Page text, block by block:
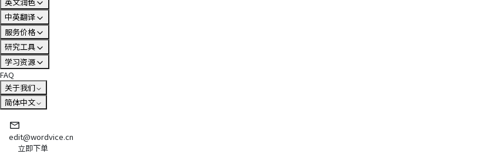
中英翻译
服务价格
研究工具
学习资源
FAQ
关于我们
简体中文
edit@wordvice.cn
立即下单